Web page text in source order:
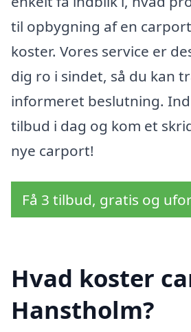
til opbygning af en
koster. Vores service er
dig ro i sindet, så du kan
informeret beslutning.
tilbud i dag og kom et
nye carport!
Få 3 tilbud, gratis og
Hvad koster
Hanstholm?